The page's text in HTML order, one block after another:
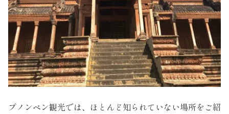
プノンペン観光では、ほとんど知られていない場所をご紹